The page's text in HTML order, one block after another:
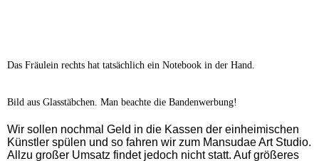
Das Fräulein rechts hat tatsächlich ein Notebook in der Hand.
Bild aus Glasstäbchen. Man beachte die Bandenwerbung!
Wir sollen nochmal Geld in die Kassen der einheimischen
Künstler spülen und so fahren wir zum Mansudae Art Studio.
Allzu großer Umsatz findet jedoch nicht statt. Auf größeres